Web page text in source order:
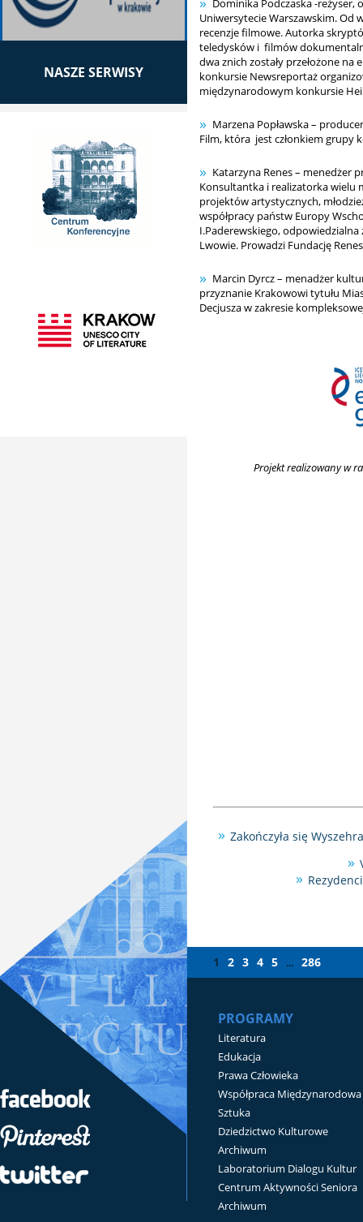
NASZE SERWISY
Dominika Podczaska -reżyser,
Uniwersytecie Warszawskim. Od
recenzje filmowe. Autorka
teledysków i filmów
dwa znich zostały przełożone
konkursie Newsreportaż
międzynarodowym konkursie
Marzena Popławska –
Film, która jest członkiem grupy
Katarzyna Renes – menedżer
Konsultantka i realizatorka wielu
projektów artystycznych,
współpracy państw Europy
I.Paderewskiego,
Lwowie. Prowadzi Fundację
Marcin Dyrcz – menadżer
przyznanie Krakowowi tytułu
Decjusza w zakresie
Projekt realizowany w
Zakończyła się
1 2 3 4 5 ... 286
PROGRAMY
Literatura
Edukacja
Prawa Człowieka
Współpraca Międzynarodowa
Sztuka
Dziedzictwo Kulturowe
Archiwum
Laboratorium Dialogu Kultur
Centrum Aktywności Seniora
Archiwum